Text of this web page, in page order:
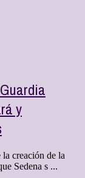
y
creación de la
Sedena s ...